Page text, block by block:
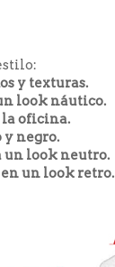
y texturas.
look náutico.
la oficina.
y negro.
un look neutro.
un look retro.